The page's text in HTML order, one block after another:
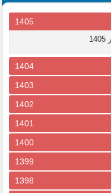
1405
1404
1403
1402
1401
1400
1399
1398